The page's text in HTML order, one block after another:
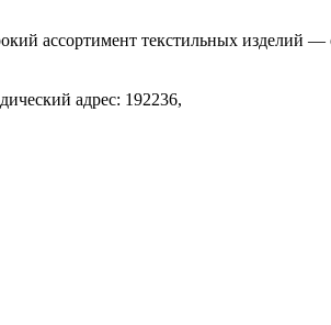
ассортимент текстильных изделий
адрес: 192236,